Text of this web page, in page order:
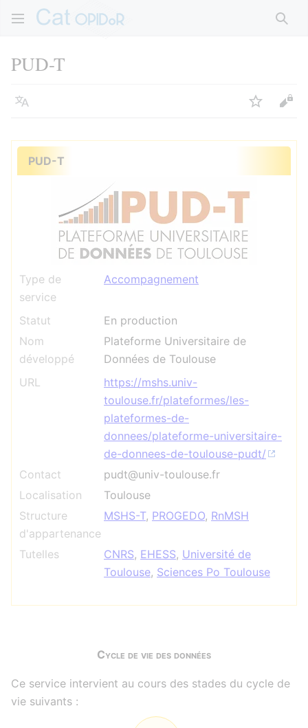
PUD-T
Langue Suivre
PUD-T
Type de
service
Accompagnement
Statut
En production
Nom
développé
Plateforme Universitaire de
Données de Toulouse
URL
https://mshs.univ-
toulouse.fr/plateformes/les-
plateformes-de-
donnees/plateforme-universitaire-
de-donnees-de-toulouse-pudt/
Contact
pudt@univ-toulouse.fr
Localisation
Toulouse
Structure
d'appartenance
MSHS-T, PROGEDO, RnMSH
Tutelles CNRS, EHESS, Université de
Toulouse, Sciences Po Toulouse
Cycle de vie des données
Ce service intervient au cours des stades du cycle de
vie suivants :